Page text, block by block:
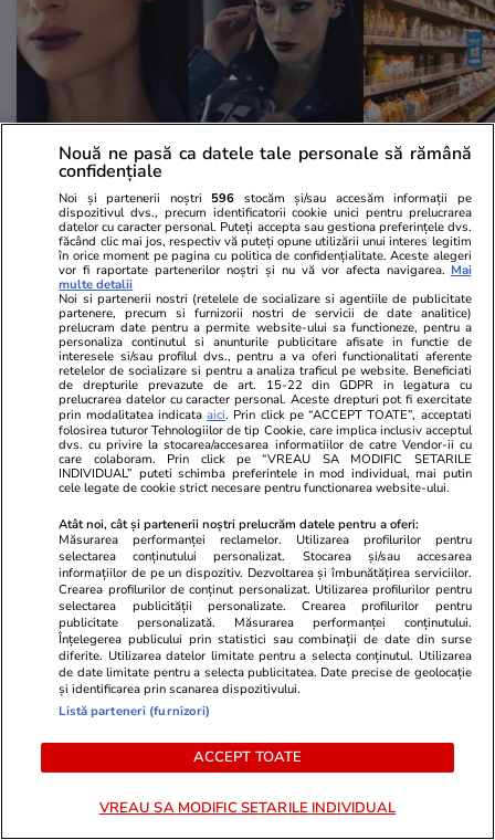
Advertorial
Smart is the new chic: Cum ne
ajută tehnologia să ne reinventăm
Advertorial
voucher de
PARTENERI
Wowbiz.ro
Durere fără margini după
moartea Raisei, fetița de 9 ani
ucisă în accidentul de la Cluj.
Mesajul sfâșietor al mamei sale:
„Te iubim…”
Redactia.ro
Doliu în
la numai 37
POLITIC
Nouă ne pasă ca datele tale personale să rămână
confidențiale
Noi și partenerii noștri 596 stocăm și/sau accesăm informații pe
dispozitivul dvs., precum identificatorii cookie unici pentru prelucrarea
datelor cu caracter personal. Puteți accepta sau gestiona preferințele dvs.
făcând clic mai jos, respectiv vă puteți opune utilizării unui interes legitim
în orice moment pe pagina cu politica de confidențialitate. Aceste alegeri
vor fi raportate partenerilor noștri și nu vă vor afecta navigarea. Mai
multe detalii
Noi si partenerii nostri (retelele de socializare si agentiile de publicitate
partenere, precum si furnizorii nostri de servicii de date analitice)
prelucram date pentru a permite website-ului sa functioneze, pentru a
personaliza continutul si anunturile publicitare afisate in functie de
interesele si/sau profilul dvs., pentru a va oferi functionalitati aferente
retelelor de socializare si pentru a analiza traficul pe website. Beneficiati
de drepturile prevazute de art. 15-22 din GDPR in legatura cu
prelucrarea datelor cu caracter personal. Aceste drepturi pot fi exercitate
prin modalitatea indicataaici. Prin click pe “ACCEPT TOATE”, acceptati
folosirea tuturor Tehnologiilor de tip Cookie, care implica inclusiv acceptul
dvs. cu privire la stocarea/accesarea informatiilor de catre Vendor-ii cu
care colaboram. Prin click pe “VREAU SA MODIFIC SETARILE
INDIVIDUAL” puteti schimba preferintele in mod individual, mai putin
cele legate de cookie strict necesare pentru functionarea website-ului.
Atât noi, cât și partenerii noștri prelucrăm datele pentru a oferi:
Măsurarea performanței reclamelor. Utilizarea profilurilor pentru
selectarea conținutului personalizat. Stocarea și/sau accesarea
informațiilor de pe un dispozitiv. Dezvoltarea și îmbunătățirea serviciilor.
Crearea profilurilor de conținut personalizat. Utilizarea profilurilor pentru
selectarea publicității personalizate. Crearea profilurilor pentru
publicitate personalizată. Măsurarea performanței conținutului.
Înțelegerea publicului prin statistici sau combinații de date din surse
diferite. Utilizarea datelor limitate pentru a selecta conținutul. Utilizarea
de date limitate pentru a selecta publicitatea. Date precise de geolocație
și identificarea prin scanarea dispozitivului.
Listă parteneri (furnizori)
ACCEPT TOATE
VREAU SA MODIFIC SETARILE INDIVIDUAL